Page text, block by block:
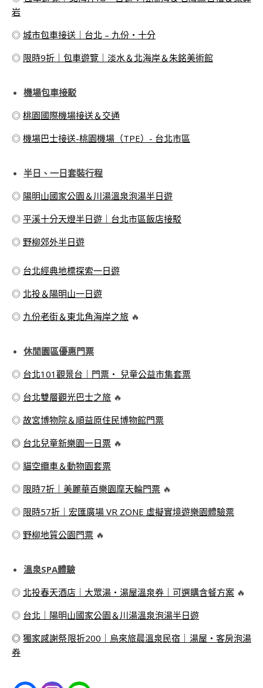
岩
◎ 城市包車接送｜台北 – 九份・十分
◎ 限時9折｜包車遊覽｜淡水＆北海岸＆朱銘美術館
機場包車接駁
◎ 桃園國際機場接送＆交通
◎ 機場巴士接送-桃園機場（TPE）- 台北市區
半日、一日套裝行程
◎ 陽明山國家公園＆川湯溫泉泡湯半日遊
◎ 平溪十分天燈半日遊｜台北市區飯店接駁
◎ 野柳郊外半日遊
◎ 台北經典地標探索一日遊
◎ 北投＆陽明山一日遊
◎ 九份老街＆東北角海岸之旅 🔥
休閒園區優惠門票
◎ 台北101觀景台｜門票・ 兒童公益市集套票
◎ 台北雙層觀光巴士之旅 🔥
◎ 故宮博物院＆順益原住民博物館門票
◎ 台北兒童新樂園一日票 🔥
◎ 貓空纜車＆動物園套票
◎ 限時7折｜美麗華百樂園摩天輪門票 🔥
◎ 限時57折｜宏匯廣場 VR ZONE 虛擬實境遊樂園體驗票
◎ 野柳地質公園門票 🔥
溫泉SPA體驗
◎ 北投春天酒店｜大眾湯・湯屋溫泉券｜可選購含餐方案 🔥
◎ 台北｜陽明山國家公園＆川湯溫泉泡湯半日遊
◎獨家感謝祭限折200｜烏來旅晨溫泉民宿｜湯屋・客房泡湯
券